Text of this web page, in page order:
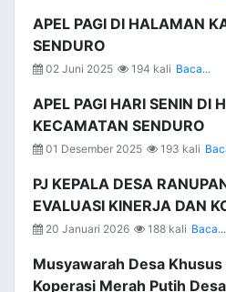
APEL PAGI DI HALAMAN
SENDURO
02 Juni 2025 194 kali Baca...
APEL PAGI HARI SENIN DI
KECAMATAN SENDURO
01 Desember 2025 193 kali
PJ KEPALA DESA
EVALUASI KINERJA DAN
20 Januari 2026 188 kali Baca...
Musyawarah Desa
Koperasi Merah Putih